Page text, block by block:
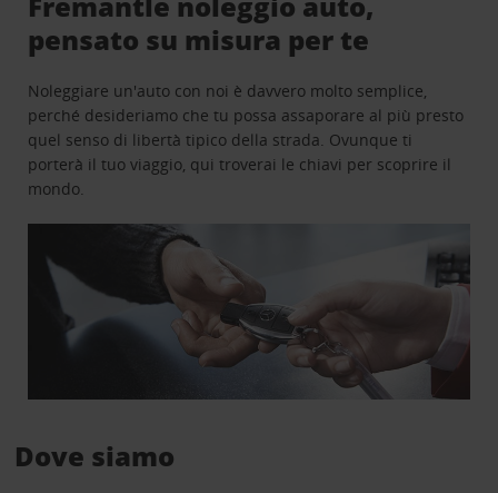
pensato su misura per te
Noleggiare un'auto con noi è davvero molto semplice,
perché desideriamo che tu possa assaporare al più presto
quel senso di libertà tipico della strada. Ovunque ti
porterà il tuo viaggio, qui troverai le chiavi per scoprire il
mondo.
Dove siamo